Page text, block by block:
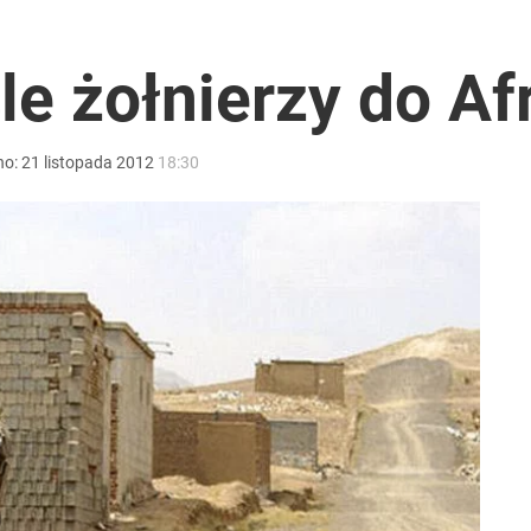
„Cała Europa nam go zazdrości”
roku?
żołnierzy do
21 listopada 2012 18:30